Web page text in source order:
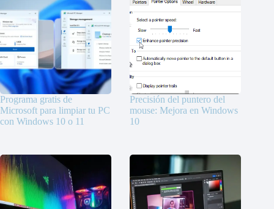
Programa gratis de
Microsoft para limpiar tu PC
con Windows 10 o 11
Precisión del puntero del
mouse: Mejora en Windows
10